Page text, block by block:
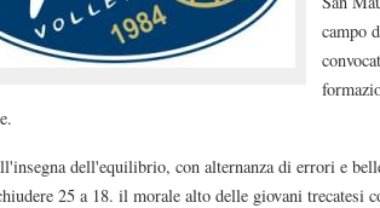
campo
dell'equilibrio, con alternanza di errori e
25 a 18. il morale alto delle giovani trecatesi